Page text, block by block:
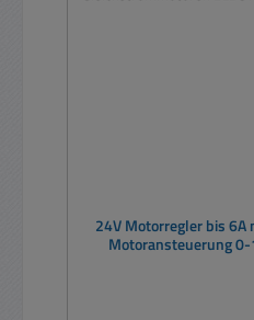
24V Motorregler bis
Motoransteuerung